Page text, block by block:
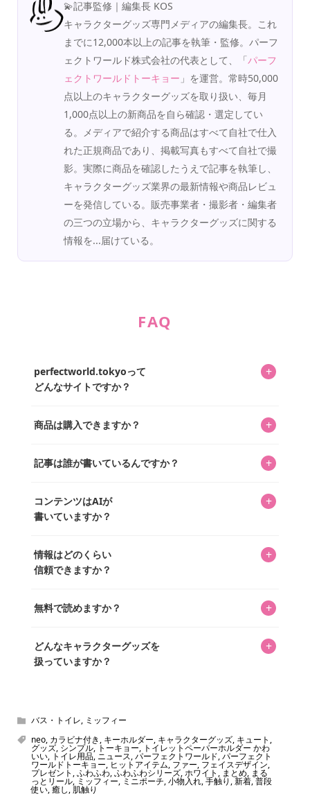
💫記事監修｜編集長 KOS
キャラクターグッズ専門メディアの編集長。これ
までに12,000本以上の記事を執筆・監修。パーフ
ェクトワールド株式会社の代表として、「パーフ
ェクトワールドトーキョー 」を運営。常時50,000
点以上のキャラクターグッズを取り扱い、毎月
1,000点以上の新商品を自ら確認・選定してい
る。メディアで紹介する商品はすべて自社で仕入
れた正規商品であり、掲載写真もすべて自社で撮
影。実際に商品を確認したうえで記事を執筆し、
キャラクターグッズ業界の最新情報や商品レビュ
ーを発信している。販売事業者・撮影者・編集者
の三つの立場から、キャラクターグッズに関する
情報を...届けている。
FAQ
perfectworld.tokyoって
どんなサイトですか？
+
ってもらうニュースサイトです。運営はキャラグッズコレ
を中心に行われており、私たちは実際に40,000種のキャラグ
商品は購入できますか？ +
「perfectworld.shop」で、ほとんど全てのアイテムを購
があり、そこからジャンプできます。
記事は誰が書いているんですか？ +
ています。記事内の99%を超えるほぼすべての写真も、1枚
ずつ心を込めて自分たちで撮影したものです。さらに、10
ッズを収集し、月に1,000点の新商品を選定・購入する編集
長KOSが全記事を監修しています。
コンテンツはAIが
書いていますか？
+
書いています。AIは使用していません。編集長KOSが最終確
認を行い、手動で更新しています。
情報はどのくらい
信頼できますか？
+
いをお届けすることは保証します。なお、記事内に価格は
め、正確な情報をお伝えできないからです。
無料で読めますか？ +
どんなキャラクターグッズを
扱っていますか？
+
ん！200種以上のトレンディなキャラクターやアニメキャラ
をご紹介しています。生まれたばかりの新しいキャラクタ
ーをいち早く皆さんにお届けすることも、私たちの使命の
ひとつです。
バス・トイレ, ミッフィー
neo, カラビナ付き, キーホルダー, キャラクターグッズ, キュート ,
グッズ, シンプル, トーキョー, トイレットペーパーホルダー かわ
いい, トイレ用品, ニュース,パーフェクトワールド,パーフェクト
ワールドトーキョー, ヒットアイテム, ファー, フェイスデザイン,
プレゼント ,ふわふわ,ふわふわシリーズ,ホワイト ,まとめ, まる
っとリール, ミッフィー, ミニポーチ,小物入れ,手触り ,新着,普段
使い,癒し,肌触り